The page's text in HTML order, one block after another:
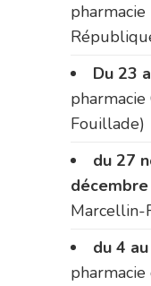
Du 23
Fouillade)
du 27
décembre
Marcellin-
du 4